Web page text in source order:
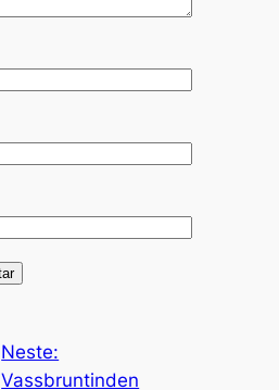
Neste:
Vassbruntinden